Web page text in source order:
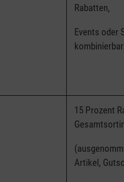
Rabatten,
Events oder
15 Prozent
Artikel,